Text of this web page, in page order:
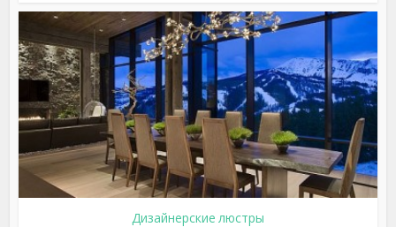
Дизайнерские люстры